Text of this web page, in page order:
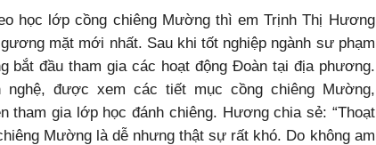
học lớp cồng chiêng Mường thì em Trịnh Thị Hương
mặt mới nhất. Sau khi tốt nghiệp ngành sư phạm
bắt đầu tham gia các hoạt động Đoàn tại địa phương.
nghệ, được xem các tiết mục cồng chiêng Mường,
tham gia lớp học đánh chiêng. Hương chia sẻ: “Thoạt
Mường là dễ nhưng thật sự rất khó. Do không am